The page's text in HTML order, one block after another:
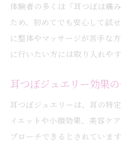
体験者の多くは「耳つぼは痛
ため、初めてでも安心して試
に整体やマッサージが苦手な
に行いたい方には取り入れや
耳つぼジュエリー効果
耳つぼジュエリーは、耳の特
イエットや小顔効果、美容ケ
プローチできるとされていま